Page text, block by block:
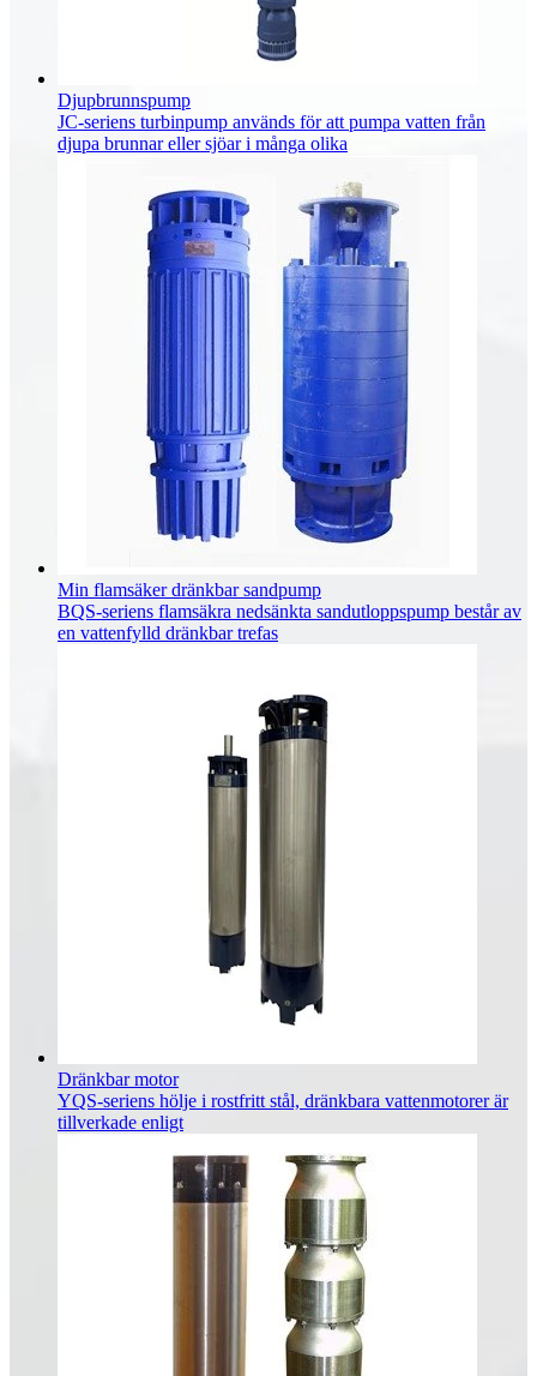
Djupbrunnspump
JC-seriens turbinpump används för att pumpa vatten från
djupa brunnar eller sjöar i många olika
Min flamsäker dränkbar sandpump
BQS-seriens flamsäkra nedsänkta sandutloppspump består av
en vattenfylld dränkbar trefas
Dränkbar motor
YQS-seriens hölje i rostfritt stål, dränkbara vattenmotorer är
tillverkade enligt